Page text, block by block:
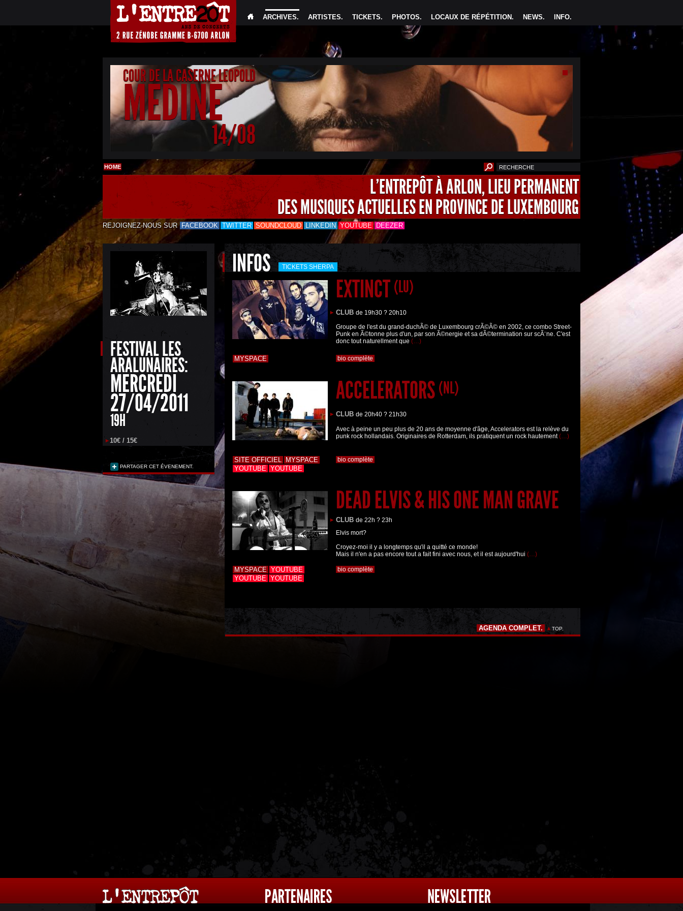
INFO.
NEWS.
LOCAUX DE RÉPÉTITION.
PHOTOS.
TICKETS.
ARTISTES.
ARCHIVES.
COUR DE LA CASERNE LEOPOLD
MEDINE
14/08
HOME
L'ENTREPÔT À ARLON, LIEU PERMANENT
DES MUSIQUES ACTUELLES EN PROVINCE DE LUXEMBOURG
REJOIGNEZ-NOUS SUR FACEBOOK TWITTER SOUNDCLOUD LINKEDIN YOUTUBE DEEZER
FESTIVAL LES
ARALUNAIRES:
MERCREDI
27/04/2011
19H
10€ / 15€
PARTAGER CET ÉVENEMENT.
INFOS TICKETS SHERPA
EXTINCT (LU)
CLUB de 19h30 ? 20h10
Groupe de l'est du grand-duchÃ© de Luxembourg crÃ©Ã© en 2002, ce combo Street-
Punk en Ã©tonne plus d'un, par son Ã©nergie et sa dÃ©termination sur scÃ¨ne. C'est
donc tout naturellment que (…)
MYSPACE bio complète
ACCELERATORS (NL)
CLUB de 20h40 ? 21h30
Avec à peine un peu plus de 20 ans de moyenne d'âge, Accelerators est la relève du
punk rock hollandais. Originaires de Rotterdam, ils pratiquent un rock hautement(…)
SITE OFFICIEL
MYSPACE
YOUTUBE YOUTUBE
bio complète
DEAD ELVIS & HIS ONE MAN GRAVE
CLUB de 22h ? 23h
Elvis mort?
Croyez-moi il y a longtemps qu'il a quitté ce monde!
Mais il n'en a pas encore tout a fait fini avec nous, et il est aujourd'hui (…)
MYSPACE YOUTUBE
YOUTUBE YOUTUBE
bio complète
AGENDA COMPLET. TOP.